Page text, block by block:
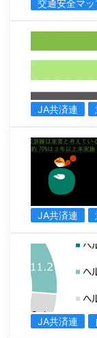
交通安全マッ
JA共済連
JA共済連
JA共済連